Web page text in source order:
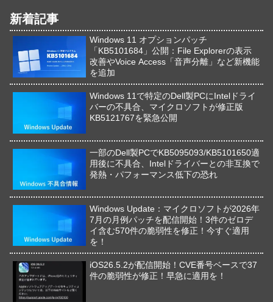
新着記事
Windows 11 オプションパッチ
「KB5101684」公開：File Explorerの表示
改善やVoice Access「音声分離」など新機能
を追加
Windows 11で特定のDell製PCにIntelドライ
バーの不具合、マイクロソフトが修正版
KB5121767を緊急公開
一部のDell製PCでKB5095093/KB5101650適
用後に不具合、Intelドライバーとの非互換で
発熱・パフォーマンス低下の恐れ
Windows Update：マイクロソフトが2026年
7月の月例パッチを配信開始！3件のゼロデ
イ含む570件の脆弱性を修正！今すぐ適用
を！
iOS26.5.2が配信開始！CVE番号ベースで37
件の脆弱性が修正！早急に適用を！